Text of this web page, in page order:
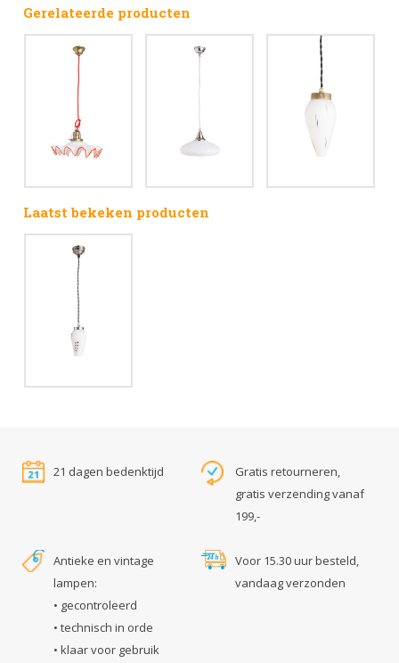
Gerelateerde producten
Laatst bekeken producten
21 dagen bedenktijd
Gratis retourneren,
gratis verzending vanaf
199,-
Antieke en vintage
lampen:
• gecontroleerd
• technisch in orde
• klaar voor gebruik
Voor 15.30 uur besteld,
vandaag verzonden